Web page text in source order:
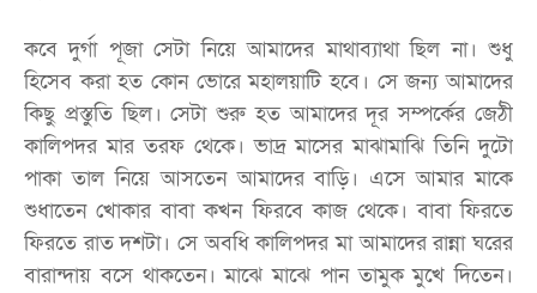
কবে দুর্গা পূজা সেটা নিয়ে আমাদের মাথাব্যাথা ছিল না। শুধু
হিসেব করা হত কোন ভোরে মহালয়াটি হবে। সে জন্য আমাদের
কিছু প্রস্তুতি ছিল। সেটা শুরু হত আমাদের দূর সম্পর্কের জেঠী
কালিপদর মার তরফ থেকে। ভাদ্র মাসের মাঝামাঝি তিনি দুটো
পাকা তাল নিয়ে আসতেন আমাদের বাড়ি। এসে আমার মাকে
শুধাতেন খোকার বাবা কখন ফিরবে কাজ থেকে। বাবা ফিরতে
ফিরতে রাত দশটা। সে অবধি কালিপদর মা আমাদের রান্না ঘরের
বারান্দায় বসে থাকতেন। মাঝে মাঝে পান তামুক মুখে দিতেন।